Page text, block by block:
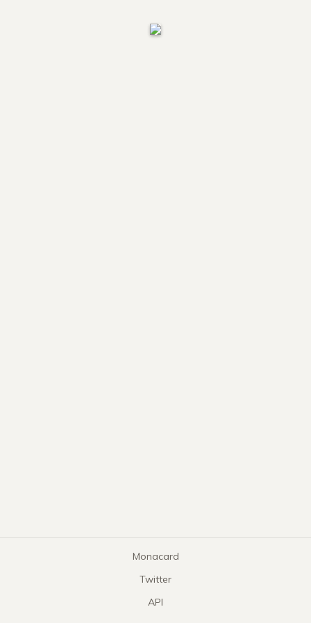
Monacard
Twitter
API